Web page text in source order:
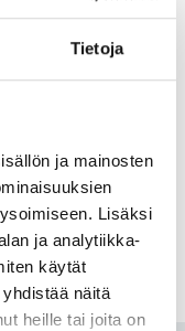
Tietoja
ja mainosten
Lisäksi
ja analytiikka-
käytät
näitä
heille tai joita on
saatavilla.
ja on voimassa
ensisijaisesti
kulutukseen ja
kuljettajan
olosuhteet sekä